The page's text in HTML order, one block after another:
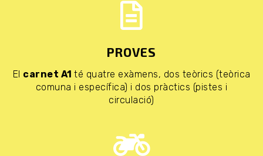
PROVES
El carnet A1 té quatre exàmens, dos teòrics (teòrica
comuna i específica) i dos pràctics (pistes i
circulació)